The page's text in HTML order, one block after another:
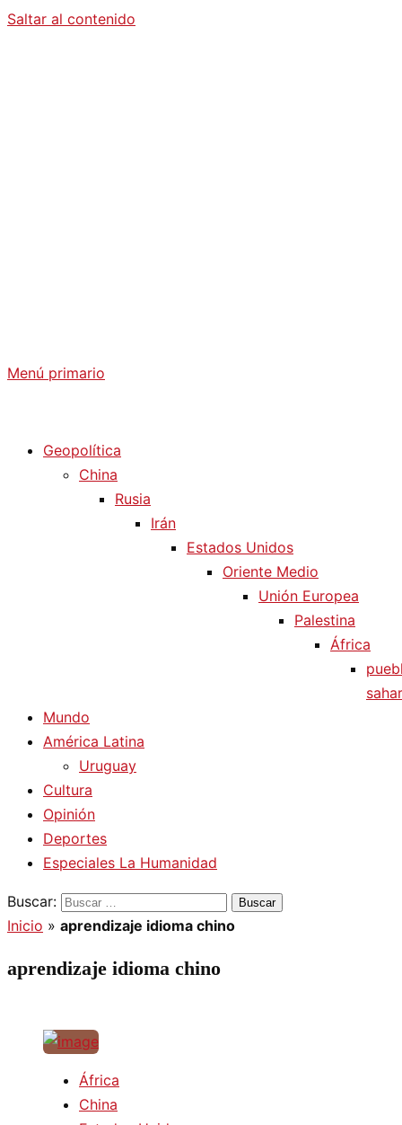
Saltar al contenido
Menú primario
Geopolítica
China
Rusia
Irán
Estados Unidos
Oriente Medio
Unión Europea
Palestina
África
Mundo
América Latina
Uruguay
Cultura
Opinión
Deportes
Especiales La Humanidad
Buscar:
Inicio » aprendizaje idioma chino
aprendizaje idioma chino
África
China